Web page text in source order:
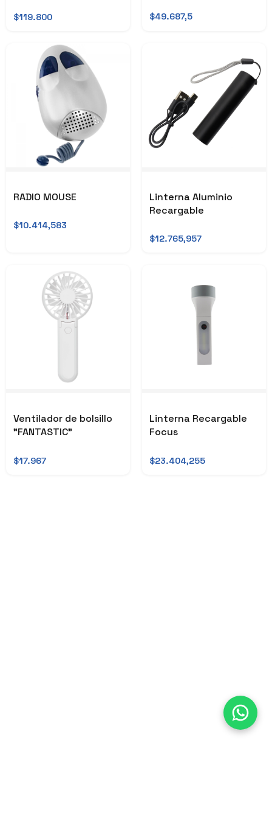
$119.800 $49.687,5
RADIO MOUSE
$10.414,583
Linterna Aluminio
Recargable
$12.765,957
Ventilador de bolsillo
"FANTASTIC"
$17.967
Linterna Recargable
Focus
$23.404,255